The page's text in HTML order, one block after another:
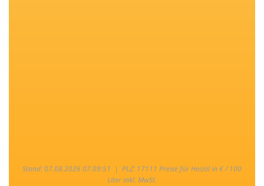
Stand: 07.08.2026 07:09:51 | PLZ: 17111 Preise für Heizöl in € / 100
Liter inkl. MwSt.